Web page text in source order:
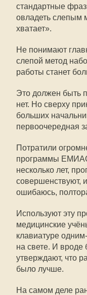
стандартные
овладеть слепым
хватает».
Не понимают
слепой метод
работы станет
Это должен быть
нет. Но сверху
больших
первоочередная
Потратили
программы
несколько лет,
совершенствуют,
ошибаюсь,
Используют эту
медицинские
клавиатуре
на свете. И
утверждают, что
было лучше.
На самом деле